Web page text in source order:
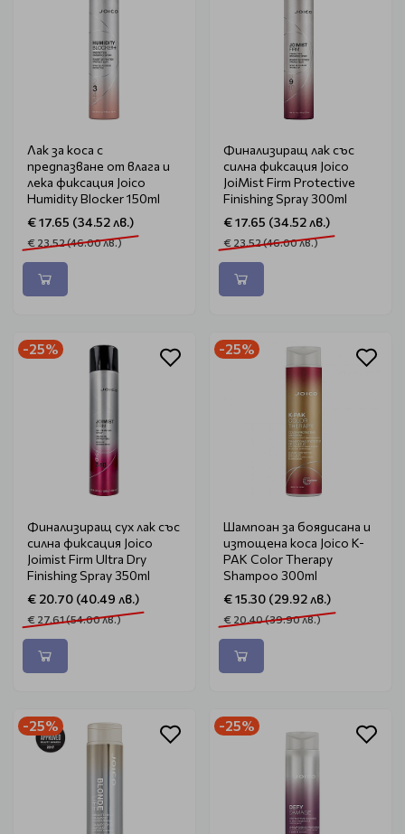
Лак за коса с
предпазване от влага и
лека фиксация Joico
Humidity Blocker 150ml
€ 17.65 (34.52 лв.)
€ 23.52 (46.00 лв.)
Финализиращ лак със
силна фиксация Joico
JoiMist Firm Protective
Finishing Spray 300ml
€ 17.65 (34.52 лв.)
€ 23.52 (46.00 лв.)
-25%
Финализиращ сух лак със
силна фиксация Joico
Joimist Firm Ultra Dry
Finishing Spray 350ml
€ 20.70 (40.49 лв.)
€ 27.61 (54.00 лв.)
-25%
Шампоан за боядисана и
изтощена коса Joico K-
PAK Color Therapy
Shampoo 300ml
€ 15.30 (29.92 лв.)
€ 20.40 (39.90 лв.)
-25% -25%